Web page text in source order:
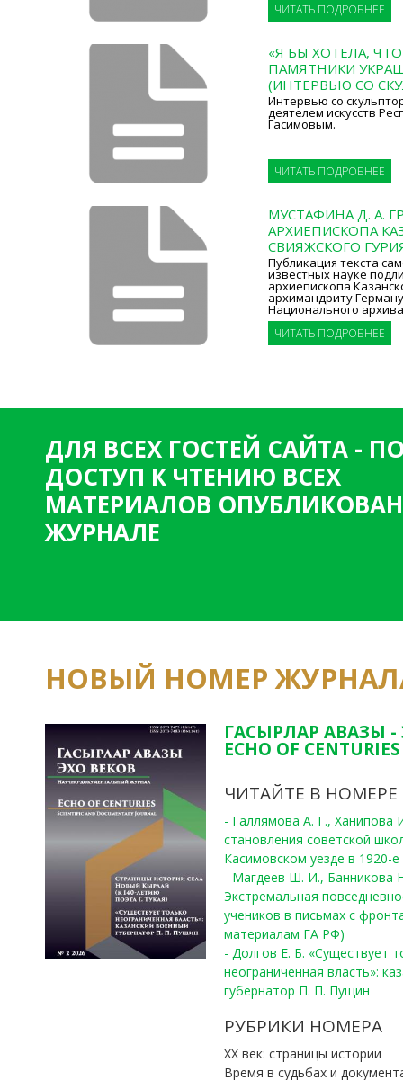
ЧИТАТЬ ПОДРОБНЕЕ
«Я БЫ ХОТЕЛА,
ПАМЯТНИКИ
(ИНТЕРВЬЮ СО
Интервью со
деятелем искусств
Гасимовым.
ЧИТАТЬ ПОДРОБНЕЕ
МУСТАФИНА Д. А.
АРХИЕПИСКОПА
СВИЯЖСКОГО
Публикация текста
известных науке
архиепископа
архимандриту
Национального
ЧИТАТЬ ПОДРОБНЕЕ
ДЛЯ ВСЕХ ГОСТЕЙ САЙТА -
ДОСТУП К ЧТЕНИЮ ВСЕХ
МАТЕРИАЛОВ
ЖУРНАЛЕ
НОВЫЙ НОМЕР
ГАСЫРЛАР АВАЗЫ -
ECHO OF
ЧИТАЙТЕ В НОМЕРЕ
- Галлямова А. Г.,
становления советской
Касимовском уезде в 1920-е
- Магдеев Ш. И., Банникова
Экстремальная
учеников в письмах с
материалам ГА РФ)
- Долгов Е. Б. «Существует
неограниченная власть»:
губернатор П. П. Пущин
РУБРИКИ НОМЕРА
ХХ век: страницы истории
Время в судьбах и